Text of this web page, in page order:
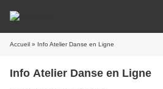
Accueil » Info Atelier Danse en Ligne
Info Atelier Danse en Ligne